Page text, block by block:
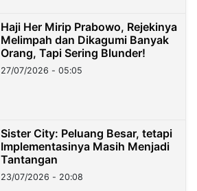
Haji Her Mirip Prabowo, Rejekinya
Melimpah dan Dikagumi Banyak
Orang, Tapi Sering Blunder!
27/07/2026 - 05:05
Sister City: Peluang Besar, tetapi
Implementasinya Masih Menjadi
Tantangan
23/07/2026 - 20:08